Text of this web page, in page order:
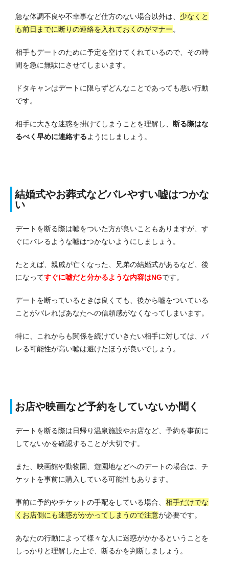
急な体調不良や不幸事など仕方のない場合以外は、 少なくと
も前日までに断りの連絡を入れておくのがマナー。
相手もデートのために予定を空けてくれているので、その時
間を急に無駄にさせてしまいます。
ドタキャンはデートに限らずどんなことであっても悪い行動
です。
相手に大きな迷惑を掛けてしまうことを理解し、
断る際はな
るべく早めに連絡するようにしましょう。
結婚式やお葬式などバレやすい嘘はつかな
い
デートを断る際は嘘をついた方が良いこともありますが、す
ぐにバレるような嘘はつかないようにしましょう。
たとえば、親戚が亡くなった、兄弟の結婚式があるなど、後
になってすぐに嘘だと分かるような内容はNGです。
デートを断っているときは良くても、後から嘘をついている
ことがバレればあなたへの信頼感がなくなってしまいます。
特に、これからも関係を続けていきたい相手に対しては、バ
レる可能性が高い嘘は避けたほうが良いでしょう。
お店や映画など予約をしていないか聞く
デートを断る際は日帰り温泉施設やお店など、予約を事前に
してないかを確認することが大切です。
また、映画館や動物園、遊園地などへのデートの場合は、チ
ケットを事前に購入している可能性もあります。
事前に予約やチケットの手配をしている場合、 相手だけでな
くお店側にも迷惑がかかってしまうので注意が必要です。
あなたの行動によって様々な人に迷惑がかかるということを
しっかりと理解した上で、断るかを判断しましょう。